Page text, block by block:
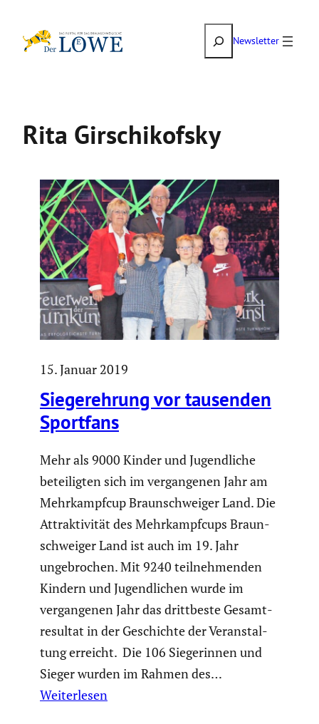
Inhalt
SuchenNewsletter
Rita Girschikofsky
15. Januar 2019
Sieger­eh­rung vor tausenden
Sportfans
Mehr als 9000 Kinder und Jugend­liche
betei­ligten sich im vergan­genen Jahr am
Mehrkampfcup Braun­schweiger Land. Die
Attrak­ti­vität des Mehrkampf­cups Braun­
schweiger Land ist auch im 19. Jahr
ungebro­chen. Mit 9240 teilneh­menden
Kindern und Jugend­li­chen wurde im
vergan­genen Jahr das dritt­beste Gesamt­
re­sultat in der Geschichte der Veran­stal­
tung erreicht. Die 106 Siege­rinnen und
Sieger wurden im Rahmen des…
Weiterlesen